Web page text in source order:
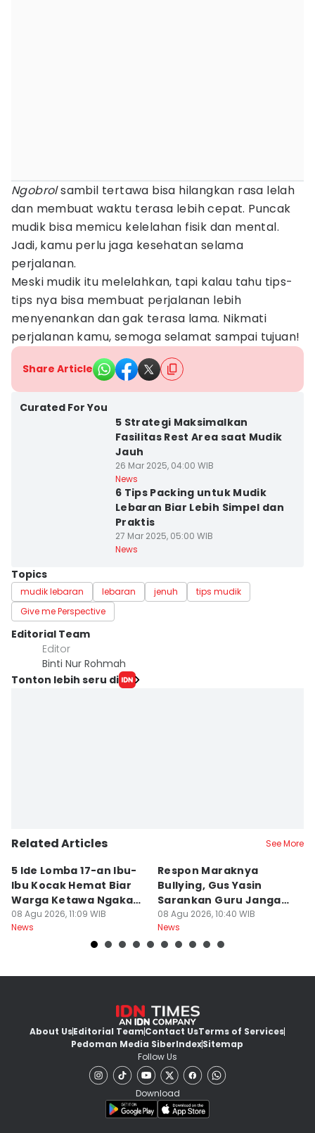
Ngobrolsambil tertawa bisa hilangkan rasa lelah
dan membuat waktu terasa lebih cepat. Puncak
mudik bisa memicu kelelahan fisik dan mental.
Jadi, kamu perlu jaga kesehatan selama
perjalanan.
Meski mudik itu melelahkan, tapi kalau tahu tips-
tips nya bisa membuat perjalanan lebih
menyenankan dan gak terasa lama. Nikmati
perjalanan kamu, semoga selamat sampai tujuan!
Share Article
Curated For You
5 Strategi Maksimalkan
Fasilitas Rest Area saat Mudik
Jauh
26 Mar 2025, 04:00 WIB
News
6 Tips Packing untuk Mudik
Lebaran Biar Lebih Simpel dan
Praktis
27 Mar 2025, 05:00 WIB
News
Topics
mudik lebaran lebaran jenuh
tips mudik
Give me Perspective
Editorial Team
Editor
Binti Nur Rohmah
Tonton lebih seru di
Related Articles See More
5 Ide Lomba 17-an Ibu-
Ibu Kocak Hemat Biar
Warga Ketawa Ngakak
Pas Hari Kemerdekaan
08 Agu 2026, 11:09 WIB
News
Respon Maraknya
Bullying, Gus Yasin
Sarankan Guru Jangan
Bebani Siswa
08 Agu 2026, 10:40 WIB
News
About UsEditorial TeamContact UsTerms of Services
Pedoman Media SiberIndexSitemap
Follow Us
Download